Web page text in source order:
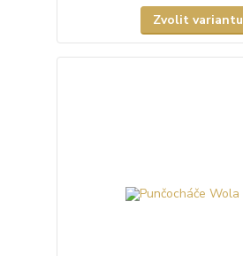
Zvolit variantu